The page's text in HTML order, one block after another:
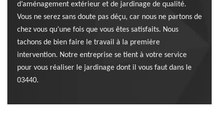
d’aménagement extérieur et de jardinage de qualité.
Vous ne serez sans doute pas déçu, car nous ne partons de
chez vous qu’une fois que vous êtes satisfaits. Nous
tachons de bien faire le travail à la première
intervention. Notre entreprise se tient à votre service
pour vous réaliser le jardinage dont il vous faut dans le
03440.